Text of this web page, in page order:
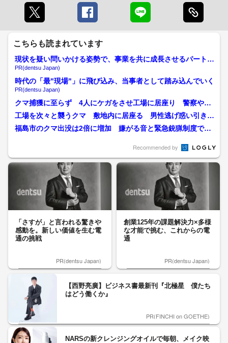
こちらも読まれています
現状を疑い問いかける姿勢で、事業を共に成長させるパートナ
ーへ
PR(dentsu Japan)
時代の「最"現場"」に飛び込み、当事者として踏み込んでいく
PR(dentsu Japan)
クマ捕獲に至らず 4人にケガをさせ工場に居座り 警察や猟
友会など24時間体制で警...
工場を次々と襲うクマ 敷地内に居座る 男性逃げ惑い引き倒
される 専門家「人との接...
福島市のクマ出没は2倍に増加 嫌がる音と緊急銃猟制度で住
Recommended by
「さすが」と言われる驚きや
感動を。新しい価値を生む電
通の挑戦
PR(dentsu Japan)
創業125年の課題解決力×多様
な才能で挑む、これからの電
通
PR(dentsu Japan)
【西野亮廣】ビジネス書最新刊『北極星 僕たち
はどう働くか』
PR(FINCHI on GOETHE)
NARSの新クレンジングオイルで毎朝、メイク映